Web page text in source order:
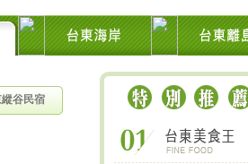
知本池上關山鹿野太麻里金針山南橫
谷民宿